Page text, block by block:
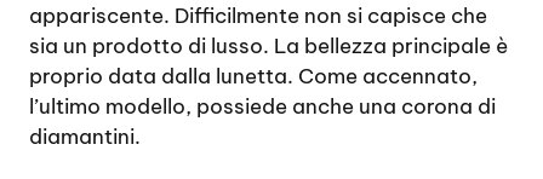
appariscente. Difficilmente non si capisce che
sia un prodotto di lusso. La bellezza principale è
proprio data dalla lunetta. Come accennato,
l’ultimo modello, possiede anche una corona di
diamantini.